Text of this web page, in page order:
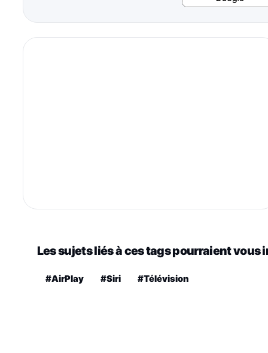
Les sujets liés à ces tags pourraient vous
#AirPlay #Siri #Télévision